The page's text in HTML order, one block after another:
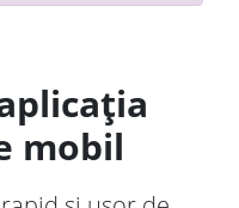
mobil